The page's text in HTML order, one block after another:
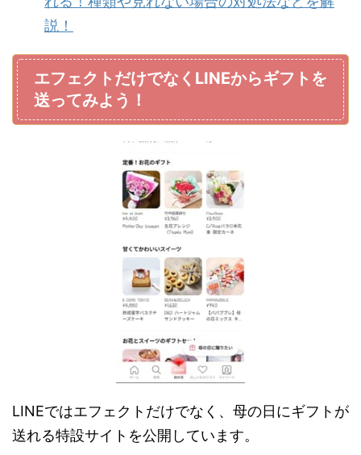
説！
エフェクトだけでなくLINEからギフトを
送ってみよう！
LINEではエフェクトだけでなく、母の日にギフトが
送れる特設サイトを公開しています。